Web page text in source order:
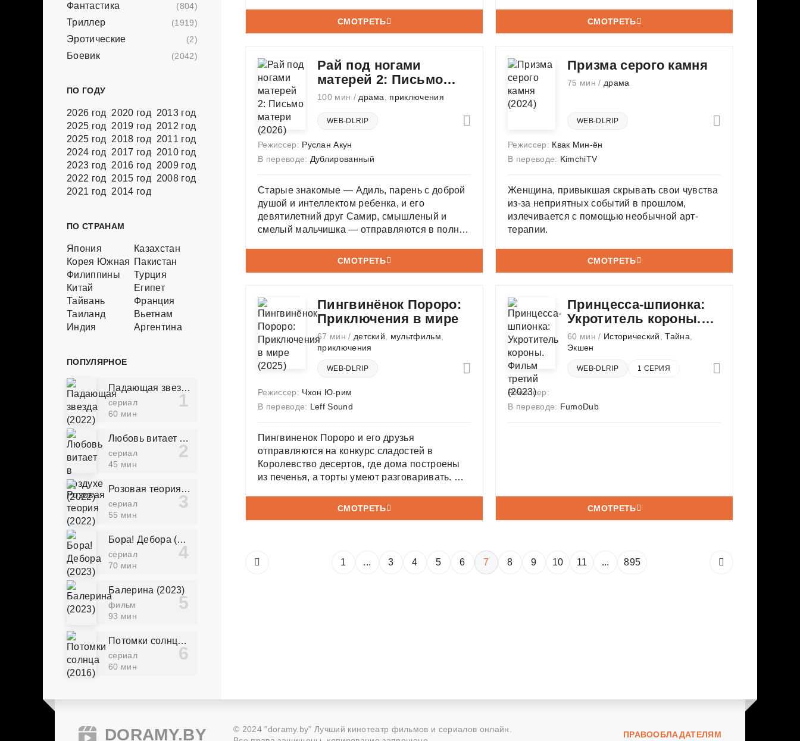
СМОТРЕТЬ
виртуальных сновидений. На космическом
СМОТРЕТЬ
Рай под ногами
матерей 2: Письмо
матери
100 мин / драма приключения
WEB-DLRIP
Режиссер: Руслан Акун
В переводе: Дублированный
Старые знакомые — Адиль, парень с доброй
душой и интеллектом ребенка, и его
девятилетний друг Самир, смышленый и
смелый мальчишка — отправляются в полное
через всю Россию в Москву, чтобы исполнить
СМОТРЕТЬ
Призма серого камня
75 мин / драма
WEB-DLRIP
Режиссер: Квак Мин-ён
В переводе: KimchiTV
Женщина, привыкшая скрывать свои чувства
из-за неприятных событий в прошлом,
излечивается с помощью необычной арт-
терапии.
СМОТРЕТЬ
Пингвинёнок Пороро:
Приключения в мире
67 мин / детский мультфильм
приключения
WEB-DLRIP
Режиссер: Чхон Ю-рим
В переводе: Leff Sound
Пингвиненок Пороро и его друзья
отправляются на конкурс сладостей в
Королевство десертов, где дома построены
из печенья, а торты умеют разговаривать. Но
опасности: коварный злодей Чоколео решил
СМОТРЕТЬ
Принцесса-шпионка:
Укротитель короны.
Фильм третий
60 мин / Исторический ,Тайна
Экшен
WEB-DLRIP 1 СЕРИЯ
Режиссер:
В переводе: FumoDub
СМОТРЕТЬ
1 ... 3 4 5 6 7 8 9 10 11 ... 895
Фантастика (804)
Триллер (1919)
Эротические (2)
Боевик (2042)
ПО ГОДУ
2026 год
2025 год
2025 год
2024 год
2023 год
2022 год
2021 год
2020 год
2019 год
2018 год
2017 год
2016 год
2015 год
2014 год
2013 год
2012 год
2011 год
2010 год
2009 год
2008 год
ПО СТРАНАМ
Япония
Корея Южная
Филиппины
Китай
Тайвань
Таиланд
Индия
Казахстан
Пакистан
Турция
Египет
Франция
Вьетнам
Аргентина
ПОПУЛЯРНОЕ
Падающая звезда (2022)
сериал
60 мин
Любовь витает в воздухе (2022)
сериал
45 мин
Розовая теория (2022)
сериал
55 мин
Бора! Дебора (2023)
сериал
70 мин
Балерина (2023)
фильм
93 мин
Потомки солнца (2016)
сериал
60 мин
DORAMY.BY
© 2024 "doramy.by" Лучший кинотеатр фильмов и сериалов онлайн.
ПРАВООБЛАДАТЕЛЯМ